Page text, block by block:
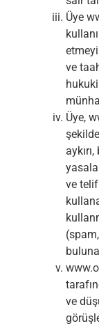
Üye
ve
Üye,
ve
ve